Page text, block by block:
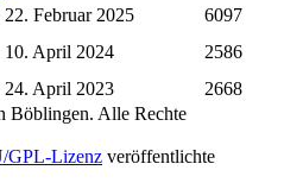
22. Februar 2025
6097
10. April 2024
2586
24. April 2023
2668
Alle Rechte
GPL-Lizenz veröffentlichte